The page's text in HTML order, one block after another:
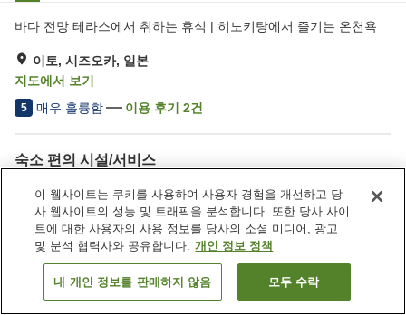
바다 전망 테라스에서 취하는 휴식 | 히노키탕에서 즐기는 온천욕
이토, 시즈오카, 일본
지도에서 보기
5 매우 훌륭함 이용 후기 2건
숙소 편의 시설/서비스
주차장
건물 내에서 반려동물 동반
가능
대욕장 (온천)
객실 보기
이 웹사이트는 쿠키를 사용하여 사용자 경험을 개선하고 당
사 웹사이트의 성능 및 트래픽을 분석합니다. 또한 당사 사이
트에 대한 사용자의 사용 정보를 당사의 소셜 미디어, 광고
및 분석 협력사와 공유합니다. 개인 정보 정책
내 개인 정보를 판매하지 않음 모두 수락